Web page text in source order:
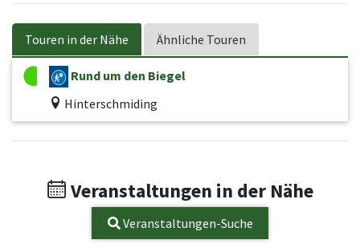
Touren in der Nähe Ähnliche Touren
Rund um den Biegel
Hinterschmiding
Veranstaltungen in der Nähe
Veranstaltungen-Suche